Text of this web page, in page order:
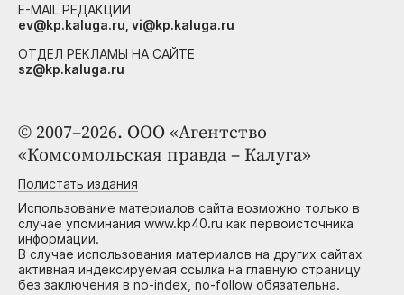
© 2007–2026. ООО «Агентство
«Комсомольская правда – Калуга»
Полистать издания
Использование материалов сайта возможно только в
случае упоминания www.kp40.ru как первоисточника
информации.
В случае использования материалов на других сайтах
активная индексируемая ссылка на главную страницу
без заключения в no-index, no-follow обязательна.
E-MAIL РЕДАКЦИИ
ev@kp.kaluga.ru, vi@kp.kaluga.ru
ОТДЕЛ РЕКЛАМЫ НА САЙТЕ
sz@kp.kaluga.ru